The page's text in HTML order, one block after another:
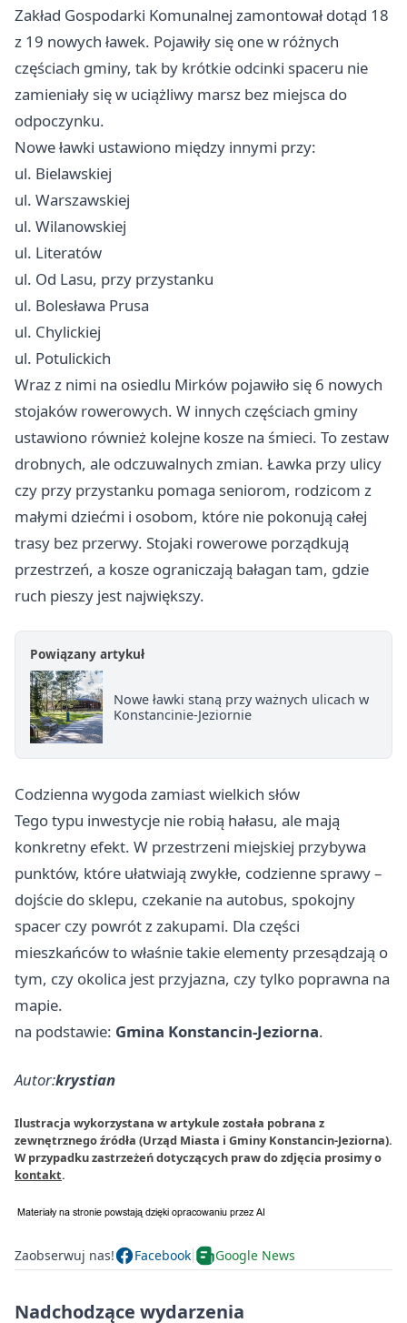
Zakład Gospodarki Komunalnej zamontował dotąd 18
z 19 nowych ławek. Pojawiły się one w różnych
częściach gminy, tak by krótkie odcinki spaceru nie
zamieniały się w uciążliwy marsz bez miejsca do
odpoczynku.
Nowe ławki ustawiono między innymi przy:
ul. Bielawskiej
ul. Warszawskiej
ul. Wilanowskiej
ul. Literatów
ul. Od Lasu, przy przystanku
ul. Bolesława Prusa
ul. Chylickiej
ul. Potulickich
Wraz z nimi na osiedlu Mirków pojawiło się 6 nowych
stojaków rowerowych. W innych częściach gminy
ustawiono również kolejne kosze na śmieci. To zestaw
drobnych, ale odczuwalnych zmian. Ławka przy ulicy
czy przy przystanku pomaga seniorom, rodzicom z
małymi dziećmi i osobom, które nie pokonują całej
trasy bez przerwy. Stojaki rowerowe porządkują
przestrzeń, a kosze ograniczają bałagan tam, gdzie
ruch pieszy jest największy.
Powiązany artykuł
Nowe ławki staną przy ważnych ulicach w
Konstancinie-Jeziornie
Codzienna wygoda zamiast wielkich słów
Tego typu inwestycje nie robią hałasu, ale mają
konkretny efekt. W przestrzeni miejskiej przybywa
punktów, które ułatwiają zwykłe, codzienne sprawy –
dojście do sklepu, czekanie na autobus, spokojny
spacer czy powrót z zakupami. Dla części
mieszkańców to właśnie takie elementy przesądzają o
tym, czy okolica jest przyjazna, czy tylko poprawna na
mapie.
na podstawie: Gmina Konstancin-Jeziorna.
Autor:krystian
Ilustracja wykorzystana w artykule została pobrana z
zewnętrznego źródła (Urząd Miasta i Gminy Konstancin-Jeziorna).
W przypadku zastrzeżeń dotyczących praw do zdjęcia prosimy o
kontakt.
Zaobserwuj nas! Facebook Google News
Nadchodzące wydarzenia